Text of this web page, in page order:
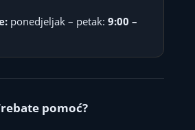
ponedjeljak – petak: 9:00 –
pomoć?